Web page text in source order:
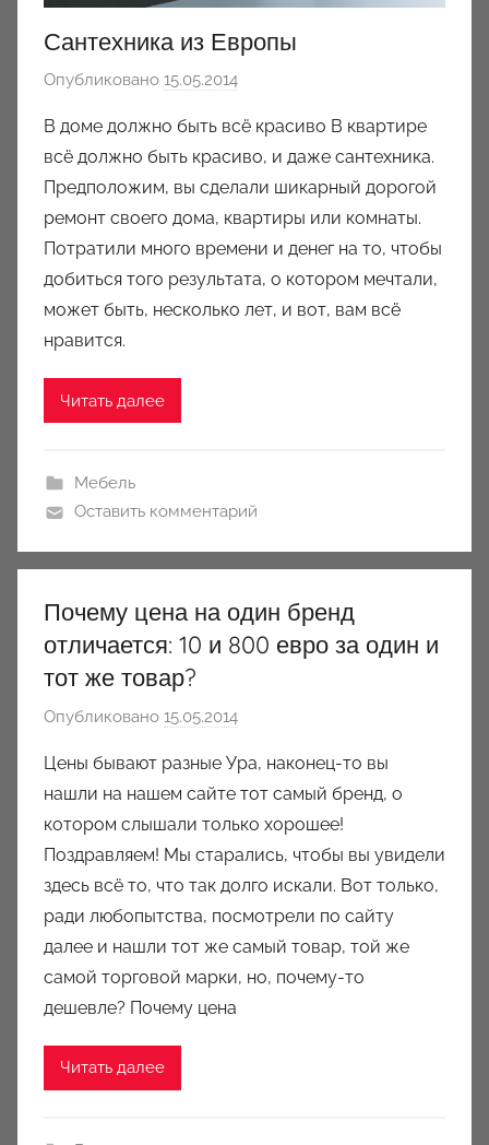
Сантехника из Европы
Опубликовано 15.05.2014
т
о
р
о
м
a
u
В доме должно быть всё красиво В квартире
всё должно быть красиво, и даже сантехника.
Предположим, вы сделали шикарный дорогой
ремонт своего дома, квартиры или комнаты.
Потратили много времени и денег на то, чтобы
добиться того результата, о котором мечтали,
может быть, несколько лет, и вот, вам всё
нравится.
Читать далее
Мебель
Оставить комментарий
Почему цена на один бренд
отличается: 10 и 800 евро за один и
тот же товар?
Опубликовано 15.05.2014
т
о
р
о
м
J
u
Цены бывают разные Ура, наконец-то вы
нашли на нашем сайте тот самый бренд, о
котором слышали только хорошее!
Поздравляем! Мы старались, чтобы вы увидели
здесь всё то, что так долго искали. Вот только,
ради любопытства, посмотрели по сайту
далее и нашли тот же самый товар, той же
самой торговой марки, но, почему-то
дешевле? Почему цена
Читать далее